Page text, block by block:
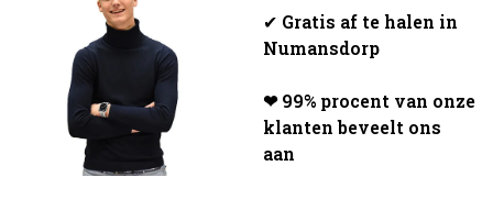
✔ Gratis af te halen in
Numansdorp
❤ 99% procent van onze
klanten beveelt ons
aan